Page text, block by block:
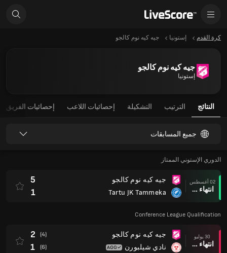
كرة القدم إستونيا جيه كيه نوم كالجو
جيه كيه نوم كالجو
إستونيا
النتائج الترتيب التشكيلة إحصائيات اللاعب إحصائيات الفريق
جميع المسابقات
الدوري الإستوني الممتاز
02 أغسطس
انتهاء وقت المباراة
جيه كيه نوم كالجو
Tartu JK Tammeka
5
1
Conference League Qualification
30 يوليو
انتهاء وقت المباراة
جيه كيه نوم كالجو
نادي شيلبورن
(4)
2
(6)
1